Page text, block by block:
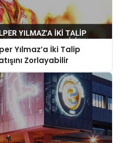
Yılmaz’a İki Talip
Zorlayabilir